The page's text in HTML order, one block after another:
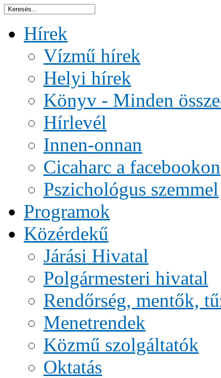
Hírek
Vízmű hírek
Helyi hírek
Könyv - Minden
Hírlevél
Innen-onnan
Cicaharc a facebookon
Pszichológus szemmel
Programok
Közérdekű
Járási Hivatal
Polgármesteri hivatal
Rendőrség, mentők,
Menetrendek
Közmű szolgáltatók
Oktatás